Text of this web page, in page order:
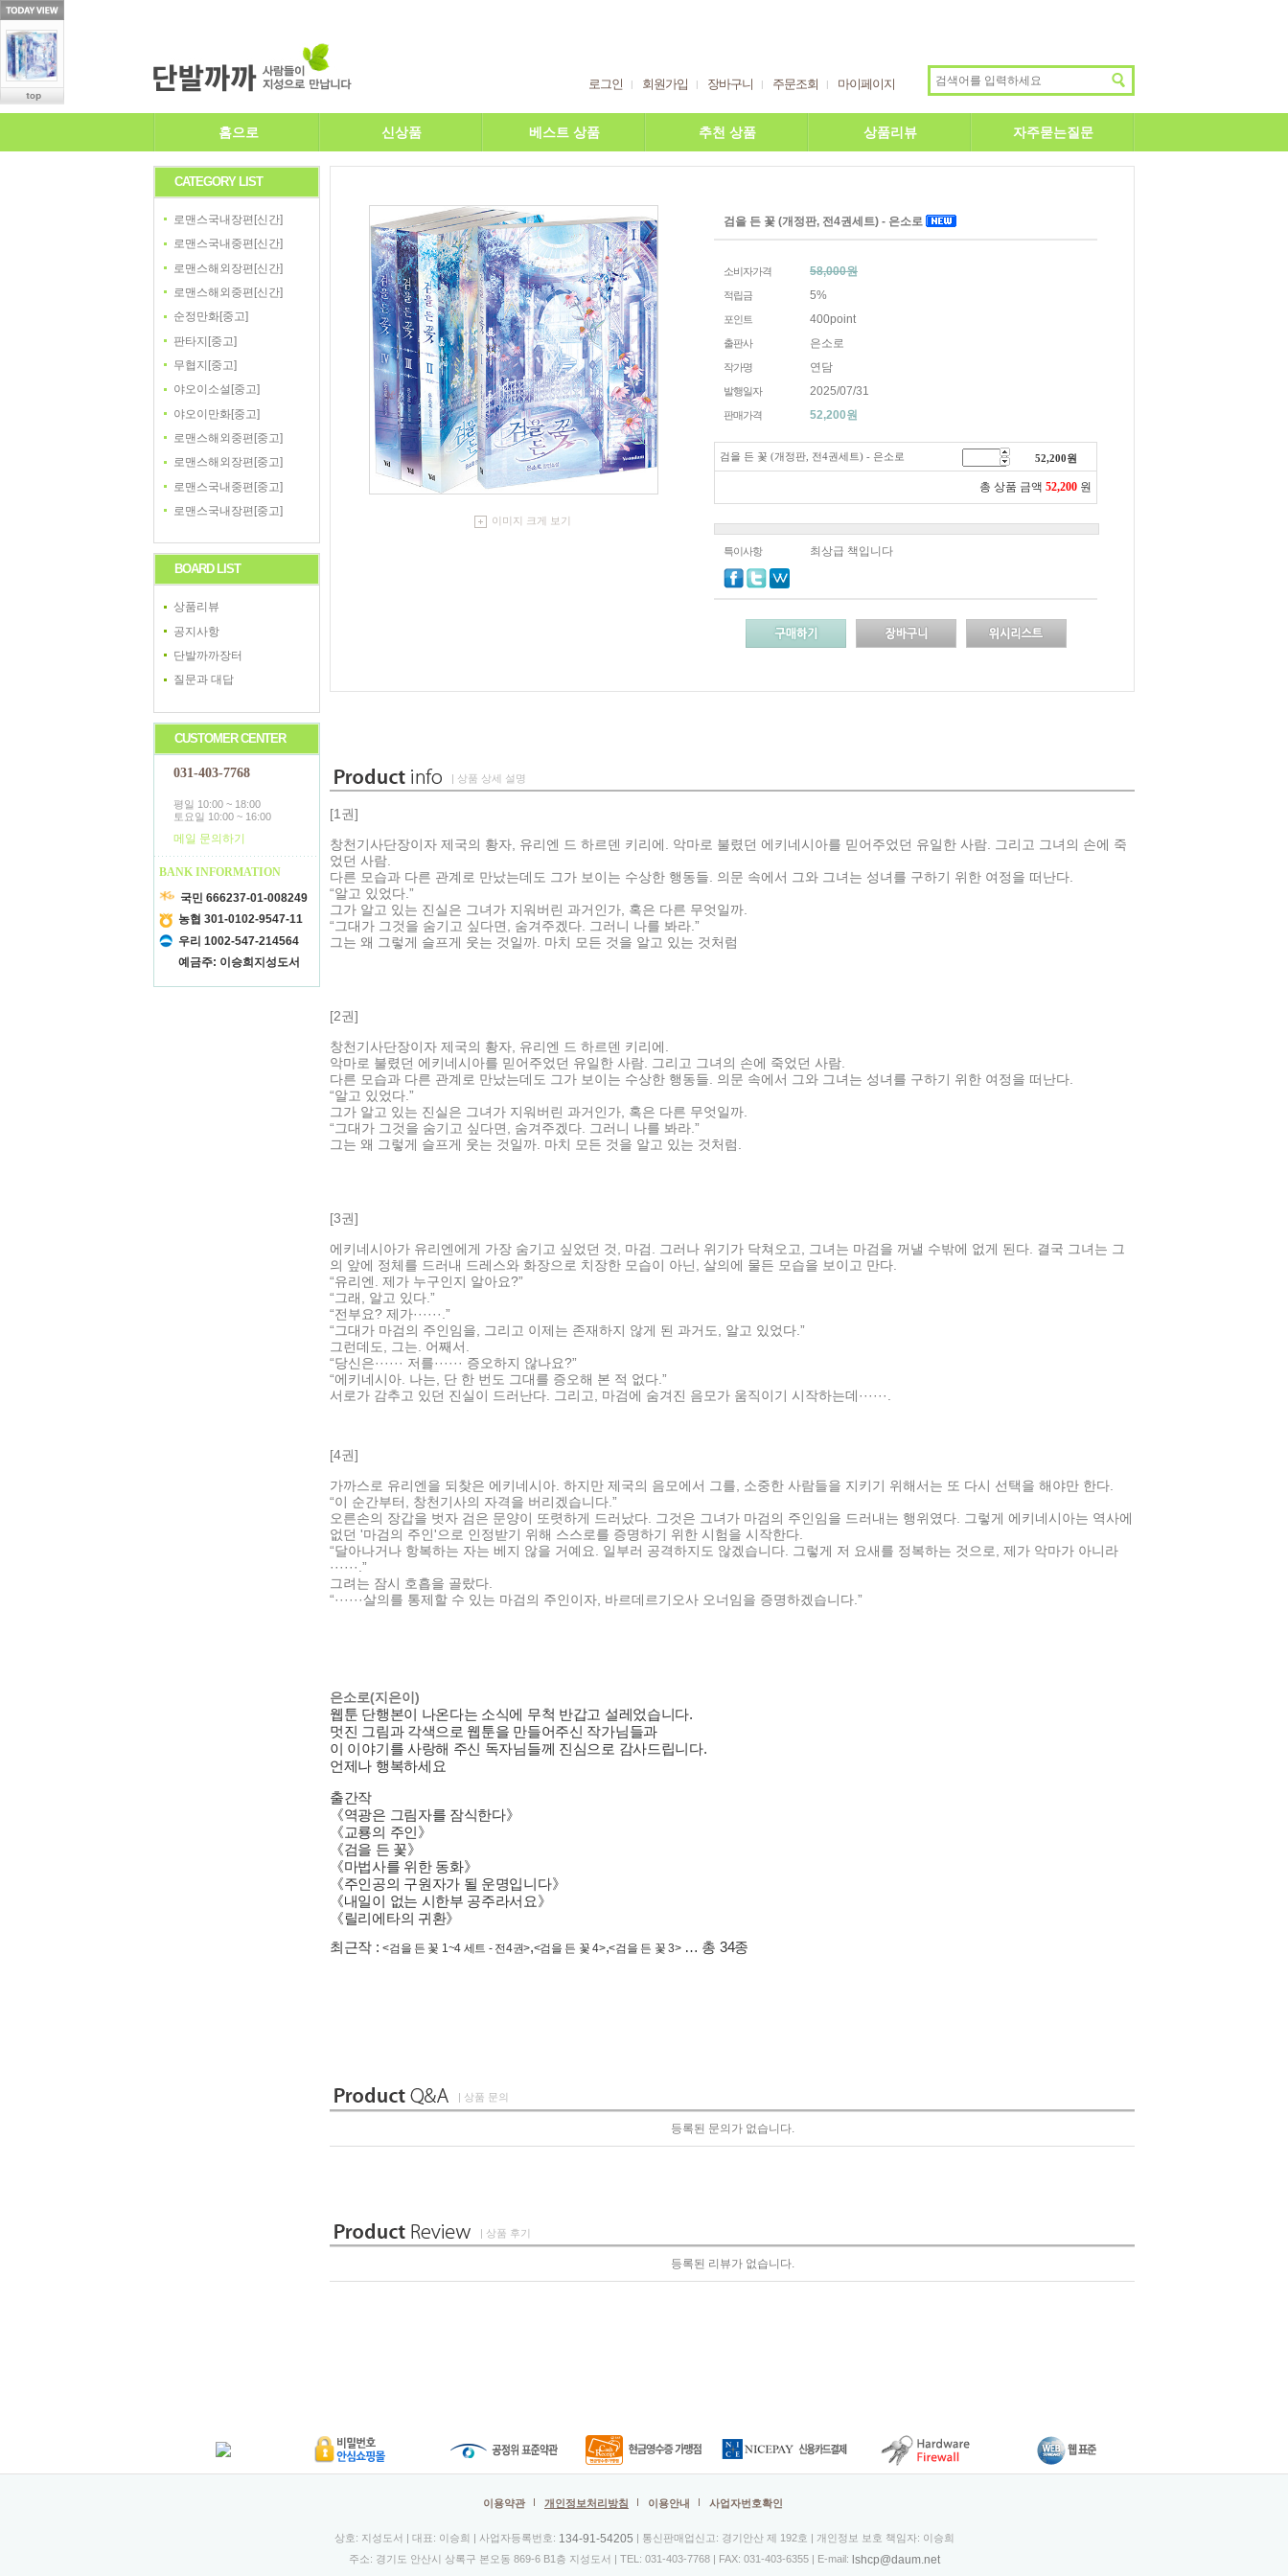
로그인 회원가입 장바구니 주문조회 마이페이지
홈으로 신상품 베스트 상품 추천 상품 상품리뷰 자주묻는질문
CATEGORY LIST
로맨스국내장편[신간]
로맨스국내중편[신간]
로맨스해외장편[신간]
로맨스해외중편[신간]
순정만화[중고]
판타지[중고]
무협지[중고]
야오이소설[중고]
야오이만화[중고]
로맨스해외중편[중고]
로맨스해외장편[중고]
로맨스국내중편[중고]
로맨스국내장편[중고]
BOARD LIST
상품리뷰
공지사항
단발까까장터
질문과 대답
CUSTOMER CENTER
031-403-7768
평일 10:00 ~ 18:00
토요일 10:00 ~ 16:00
메일 문의하기
BANK INFORMATION
국민 666237-01-008249
농협 301-0102-9547-11
우리 1002-547-214564
예금주: 이승희지성도서
이미지 크게 보기
검을 든 꽃 (개정판, 전4권세트) - 은소로
소비자가격 58,000원
적립금 5%
포인트 400point
출판사 은소로
작가명 연담
발행일자 2025/07/31
판매가격 52,200원
검을 든 꽃 (개정판, 전4권세트) - 은소로 52,200원
총 상품 금액 52,200 원
특이사항 최상급 책입니다
| 상품 상세 설명
[1권]
창천기사단장이자 제국의 황자, 유리엔 드 하르덴 키리에. 악마로 불렸던 에키네시아를 믿어주었던 유일한 사람. 그리고 그녀의 손에 죽
었던 사람.
다른 모습과 다른 관계로 만났는데도 그가 보이는 수상한 행동들. 의문 속에서 그와 그녀는 성녀를 구하기 위한 여정을 떠난다.
“알고 있었다.”
그가 알고 있는 진실은 그녀가 지워버린 과거인가, 혹은 다른 무엇일까.
“그대가 그것을 숨기고 싶다면, 숨겨주겠다. 그러니 나를 봐라.”
그는 왜 그렇게 슬프게 웃는 것일까. 마치 모든 것을 알고 있는 것처럼
[2권]
창천기사단장이자 제국의 황자, 유리엔 드 하르덴 키리에.
악마로 불렸던 에키네시아를 믿어주었던 유일한 사람. 그리고 그녀의 손에 죽었던 사람.
다른 모습과 다른 관계로 만났는데도 그가 보이는 수상한 행동들. 의문 속에서 그와 그녀는 성녀를 구하기 위한 여정을 떠난다.
“알고 있었다.”
그가 알고 있는 진실은 그녀가 지워버린 과거인가, 혹은 다른 무엇일까.
“그대가 그것을 숨기고 싶다면, 숨겨주겠다. 그러니 나를 봐라.”
그는 왜 그렇게 슬프게 웃는 것일까. 마치 모든 것을 알고 있는 것처럼.
[3권]
에키네시아가 유리엔에게 가장 숨기고 싶었던 것, 마검. 그러나 위기가 닥쳐오고, 그녀는 마검을 꺼낼 수밖에 없게 된다. 결국 그녀는 그
의 앞에 정체를 드러내 드레스와 화장으로 치장한 모습이 아닌, 살의에 물든 모습을 보이고 만다.
“유리엔. 제가 누구인지 알아요?”
“그래, 알고 있다.”
“전부요? 제가······.”
“그대가 마검의 주인임을, 그리고 이제는 존재하지 않게 된 과거도, 알고 있었다.”
그런데도, 그는. 어째서.
“당신은······ 저를······ 증오하지 않나요?”
“에키네시아. 나는, 단 한 번도 그대를 증오해 본 적 없다.”
서로가 감추고 있던 진실이 드러난다. 그리고, 마검에 숨겨진 음모가 움직이기 시작하는데······.
[4권]
가까스로 유리엔을 되찾은 에키네시아. 하지만 제국의 음모에서 그를, 소중한 사람들을 지키기 위해서는 또 다시 선택을 해야만 한다.
“이 순간부터, 창천기사의 자격을 버리겠습니다.”
오른손의 장갑을 벗자 검은 문양이 또렷하게 드러났다. 그것은 그녀가 마검의 주인임을 드러내는 행위였다. 그렇게 에키네시아는 역사에
없던 '마검의 주인'으로 인정받기 위해 스스로를 증명하기 위한 시험을 시작한다.
“달아나거나 항복하는 자는 베지 않을 거예요. 일부러 공격하지도 않겠습니다. 그렇게 저 요새를 정복하는 것으로, 제가 악마가 아니라
······.”
그려는 잠시 호흡을 골랐다.
“······살의를 통제할 수 있는 마검의 주인이자, 바르데르기오사 오너임을 증명하겠습니다.”
은소로(지은이)
웹툰 단행본이 나온다는 소식에 무척 반갑고 설레었습니다.
멋진 그림과 각색으로 웹툰을 만들어주신 작가님들과
이 이야기를 사랑해 주신 독자님들께 진심으로 감사드립니다.
언제나 행복하세요
출간작
《역광은 그림자를 잠식한다》
《교룡의 주인》
《검을 든 꽃》
《마법사를 위한 동화》
《주인공의 구원자가 될 운명입니다》
《내일이 없는 시한부 공주라서요》
《릴리에타의 귀환》
최근작 : <검을 든 꽃 1~4 세트 - 전4권>,<검을 든 꽃 4>,<검을 든 꽃 3> … 총 34종
| 상품 문의
등록된 문의가 없습니다.
| 상품 후기
등록된 리뷰가 없습니다.
이용약관 개인정보처리방침 이용안내 사업자번호확인
상호: 지성도서 | 대표: 이승희 | 사업자등록번호: 134-91-54205 | 통신판매업신고: 경기안산 제 192호 | 개인정보 보호 책임자: 이승희
주소: 경기도 안산시 상록구 본오동 869-6 B1층 지성도서 | TEL: 031-403-7768| FAX: 031-403-6355 | E-mail: lshcp@daum.net